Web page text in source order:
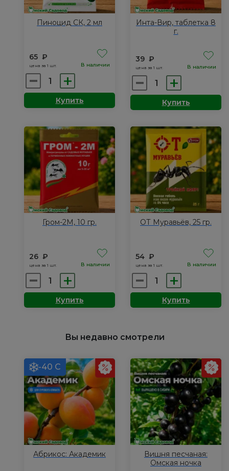
Пиноцид СК, 2 мл
65 ₽
цена за 1 шт. В наличии
Количество
товара
Пиноцид
2
мл
Купить
Инта-Вир, таблетка 8
г.
39 ₽
цена за 1 шт. В наличии
Количество
товара
таблетка
8
г.
Купить
Гром-2М, 10 гр.
26 ₽
цена за 1 шт. В наличии
Количество
товара
Гром-2М,Купить
ОТ Муравьёв, 25 гр.
54 ₽
цена за 1 шт. В наличии
Количество
товара
гр.
Купить
Вы недавно смотрели
-40 С
Абрикос: Академик
Вишня песчаная:
Омская ночка